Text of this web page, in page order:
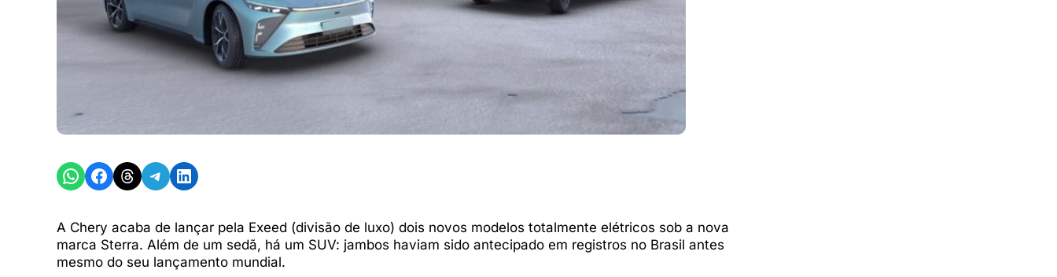
Share on WhatsApp
Share on Facebook
Share on Threads
Share on Telegram
Share on LinkedIn
A Chery acaba de lançar pela Exeed (divisão de luxo) dois novos modelos totalmente elétricos sob a nova
marca Sterra. Além de um sedã, há um SUV: jambos haviam sido antecipado em registros no Brasil antes
mesmo do seu lançamento mundial.